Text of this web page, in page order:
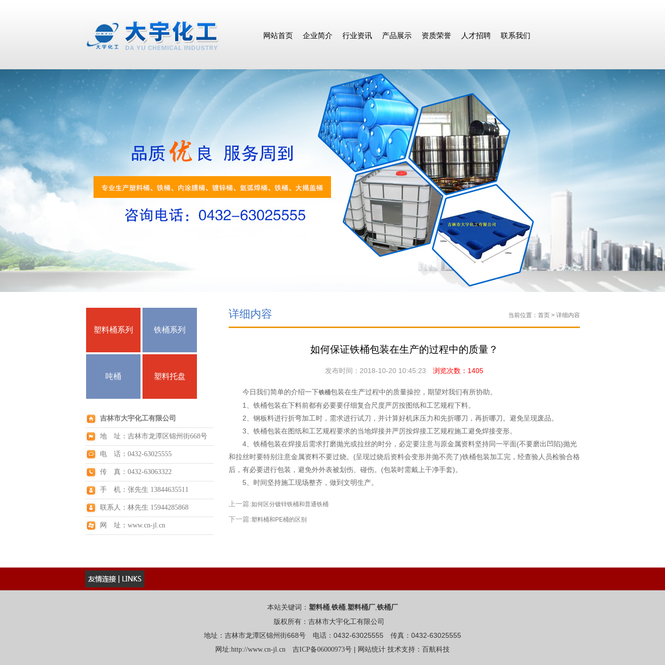
网站首页 企业简介 行业资讯 产品展示 资质荣誉 人才招聘 联系我们
塑料桶系列 铁桶系列
吨桶 塑料托盘
吉林市大宇化工有限公司
地 址：吉林市龙潭区锦州街668号
电 话：0432-63025555
传 真：0432-63063322
手 机：张先生 13844635511
联系人：林先生 15944285868
网 址：www.cn-jl.cn
详细内容 当前位置：首页 > 详细内容
如何保证铁桶包装在生产的过程中的质量？
发布时间：2018-10-20 10:45:23 浏览次数：1405
今日我们简单的介绍一下铁桶包装在生产过程中的质量操控，期望对我们有所协助。
1、铁桶包装在下料前都有必要要仔细复合尺度严厉按图纸和工艺规程下料。
2、钢板料进行折弯加工时，需求进行试刀，并计算好机床压力和先折哪刀，再折哪刀。避免呈现废品。
3、铁桶包装在图纸和工艺规程要求的当地焊接并严厉按焊接工艺规程施工避免焊接变形。
4、铁桶包装在焊接后需求打磨抛光或拉丝的时分，必定要注意与原金属资料坚持同一平面(不要磨出凹陷)抛光
和拉丝时要特别注意金属资料不要过烧。(呈现过烧后资料会变形并抛不亮了)铁桶包装加工完，经查验人员检验合格
后，有必要进行包装，避免外外表被划伤、碰伤。(包装时需戴上干净手套)。
5、时间坚持施工现场整齐，做到文明生产。
上一篇:如何区分镀锌铁桶和普通铁桶
下一篇:塑料桶和PE桶的区别
本站关键词： 塑料桶 铁桶 塑料桶厂 铁桶厂
版权所有：吉林市大宇化工有限公司
地址：吉林市龙潭区锦州街668号 电话：0432-63025555 传真：0432-63025555
网址:http://www.cn-jl.cn 吉ICP备06000973号 | 网站统计 技术支持：百航科技